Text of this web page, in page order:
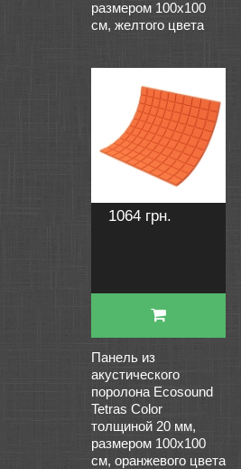
размером 100х100
см, желтого цвета
1064 грн.
Панель из
акустического
поролона Ecosound
Tetras Color
толщиной 20 мм,
размером 100х100
см, оранжевого цвета